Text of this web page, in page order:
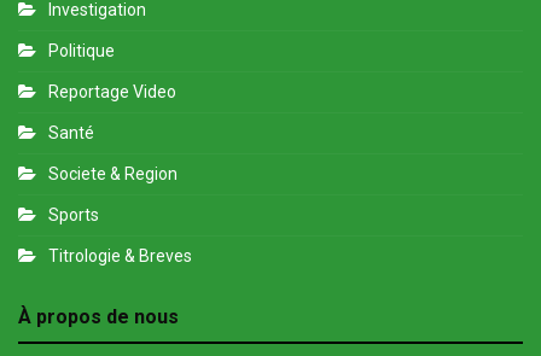
Investigation
Politique
Reportage Video
Santé
Societe & Region
Sports
Titrologie & Breves
À propos de nous